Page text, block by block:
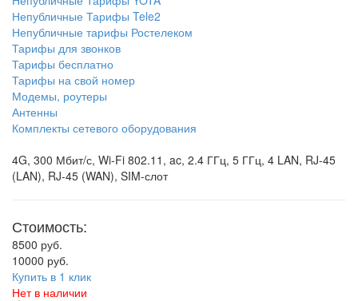
Непубличные Тарифы Tele2
Непубличные тарифы Ростелеком
Тарифы для звонков
Тарифы бесплатно
Тарифы на свой номер
Модемы, роутеры
Антенны
Комплекты сетевого оборудования
4G, 300 Мбит/с, Wi-Fi 802.11, ac, 2.4 ГГц, 5 ГГц, 4 LAN, RJ-45
(LAN), RJ-45 (WAN), SIM-слот
Стоимость:
8500 руб.
10000 руб.
Купить в 1 клик
Нет в наличии